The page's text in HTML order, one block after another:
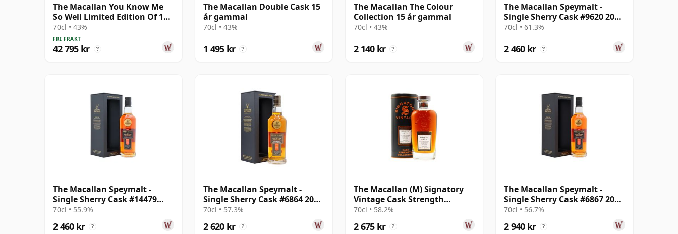
The Macallan You Know Me
So Well Limited Edition Of 100
Gicle 25 år gammal
70cl • 43%
FRI FRAKT
42 795 kr ?
The Macallan Double Cask 15
år gammal
70cl • 43%
1 495 kr ?
The Macallan The Colour
Collection 15 år gammal
70cl • 43%
2 140 kr ?
The Macallan Speymalt -
Single Sherry Cask #9620 2006
18 år gammal
70cl • 61.3%
2 460 kr ?
The Macallan Speymalt -
Single Sherry Cask #14479
2007 18 år gammal
70cl • 55.9%
2 460 kr ?
The Macallan Speymalt -
Single Sherry Cask #6864 2005
18 år gammal
70cl • 57.3%
2 620 kr ?
The Macallan (M) Signatory
Vintage Cask Strength
Collection Sin 2005 17 år
70cl • 58.2%
2 675 kr ?
The Macallan Speymalt -
Single Sherry Cask #6867 2005
20 år gammal
70cl • 56.7%
2 940 kr ?